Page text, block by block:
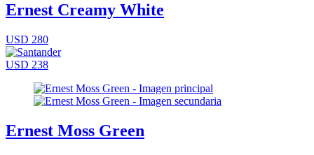
Ernest Creamy White
USD 280
USD 238
Ernest Moss Green